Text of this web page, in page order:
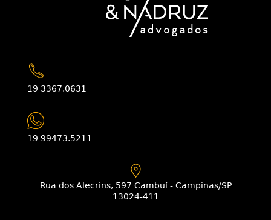
19 3367.0631
19 99473.5211
Rua dos Alecrins, 597 Cambuí - Campinas/SP
13024-411